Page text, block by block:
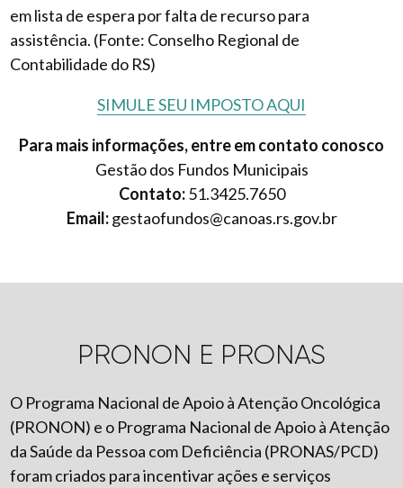
em lista de espera por falta de recurso para
assistência. (Fonte: Conselho Regional de
Contabilidade do RS)
SIMULE SEU IMPOSTO AQUI
Para mais informações, entre em contato conosco
Gestão dos Fundos Municipais
Contato:51.3425.7650
Email:gestaofundos@canoas.rs.gov.br
PRONON E PRONAS
O Programa Nacional de Apoio à Atenção Oncológica
(PRONON) e o Programa Nacional de Apoio à Atenção
da Saúde da Pessoa com Deficiência (PRONAS/PCD)
foram criados para incentivar ações e serviços